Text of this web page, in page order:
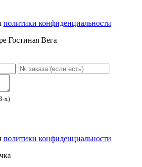
политики конфиденциальности
Гостиная Вега
х)
политики конфиденциальности